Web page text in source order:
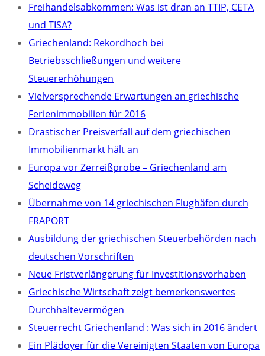
Freihandelsabkommen: Was ist dran an TTIP, CETA
und TISA?
Griechenland: Rekordhoch bei
Betriebsschließungen und weitere
Steuererhöhungen
Vielversprechende Erwartungen an griechische
Ferienimmobilien für 2016
Drastischer Preisverfall auf dem griechischen
Immobilienmarkt hält an
Europa vor Zerreißprobe – Griechenland am
Scheideweg
Übernahme von 14 griechischen Flughäfen durch
FRAPORT
Ausbildung der griechischen Steuerbehörden nach
deutschen Vorschriften
Neue Fristverlängerung für Investitionsvorhaben
Griechische Wirtschaft zeigt bemerkenswertes
Durchhaltevermögen
Steuerrecht Griechenland : Was sich in 2016 ändert
Ein Plädoyer für die Vereinigten Staaten von Europa